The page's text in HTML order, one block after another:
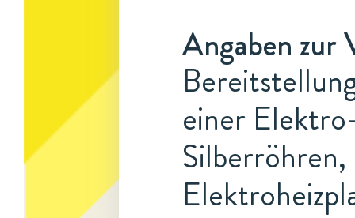
Angaben zur
einer
Silberröhren,